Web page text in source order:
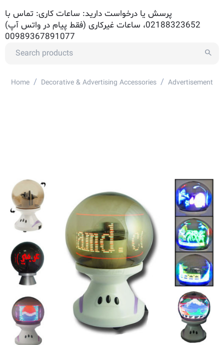
پرسش یا درخواست دارید: ساعات کاری: تماس با
02188323652، ساعات غیرکاری (فقط پیام در واتس آپ)
00989367891077
Home / Decorative & Advertising Accessories / Advertisement